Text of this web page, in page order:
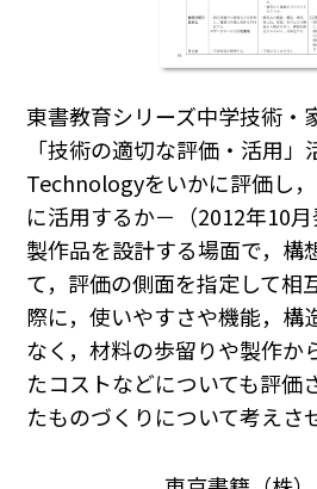
東書教育シリーズ中学技術・
「技術の適切な評価・活用」
Technologyをいかに評価し
に活用するか－（2012年10
製作品を設計する場面で，構
て，評価の側面を指定して相
際に，使いやすさや機能，構
なく，材料の歩留りや製作か
たコストなどについても評価
たものづくりについて考えさ